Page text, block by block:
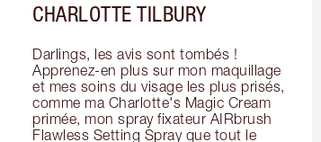
CHARLOTTE TILBURY
Darlings, les avis sont tombés !
Apprenez-en plus sur mon maquillage
et mes soins du visage les plus prisés,
comme ma Charlotte's Magic Cream
primée, mon spray fixateur AIRbrush
Flawless Setting Spray que tout le